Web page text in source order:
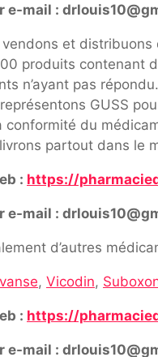
e-mail :
vendons et
produits contenant
n’ayant pas
GUSS
du
partout dans le
: https://
e-mail :
d’autres
, Vicodin,
: https://
e-mail :